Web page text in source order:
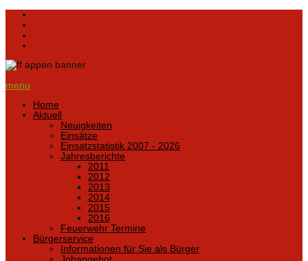
menu
Home
Aktuell
Neuigkeiten
Einsätze
Einsatzstatistik 2007 - 2026
Jahresberichte
2011
2012
2013
2014
2015
2016
Feuerwehr Termine
Bürgerservice
Informationen für Sie als Bürger